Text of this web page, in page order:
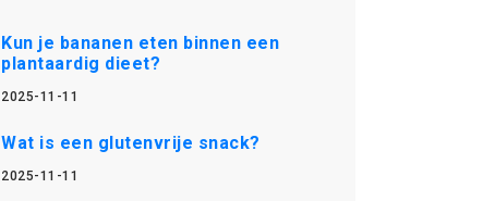
Kun je bananen eten binnen een
plantaardig dieet?
2025-11-11
Wat is een glutenvrije snack?
2025-11-11